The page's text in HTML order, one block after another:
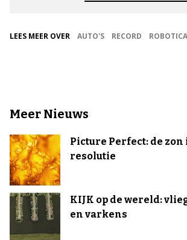
LEES MEER OVER AUTO'S RECORD ROBOTICA
Meer Nieuws
Picture Perfect: de
resolutie
KIJK op de wereld:
en varkens